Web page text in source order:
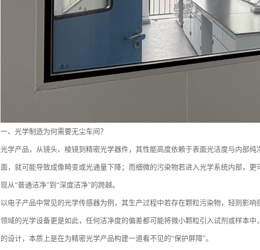
一、光学制造为何需要无尘车间？
光学产品，从镜头、棱镜到精密光学器件，其性能高度依赖于表面光洁度与内部
面，就可能导致成像畸变或光通量下降；而细微的污染物若进入光学系统内部，
现从“普通洁净”到“深度洁净”的跨越。
以电子产品中常见的光学传感器为例，其生产过程中若存在颗粒污染物，轻则影
领域的光学设备更是如此，任何洁净度的偏差都可能将微小颗粒引入试剂或样本
的设计，本质上是在为精密光学产品构建一道看不见的“保护屏障”。